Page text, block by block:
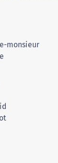
monsieur